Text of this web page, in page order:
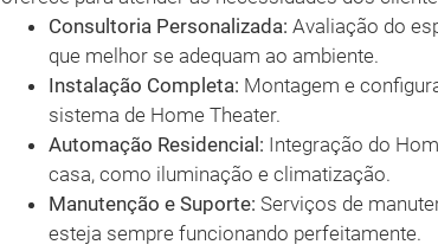
Consultoria Personalizada: Avaliação do
que melhor se adequam ao ambiente.
Instalação Completa: Montagem e
sistema de Home Theater.
Automação Residencial: Integração do
casa, como iluminação e climatização.
Manutenção e Suporte: Serviços de
esteja sempre funcionando perfeitamente.